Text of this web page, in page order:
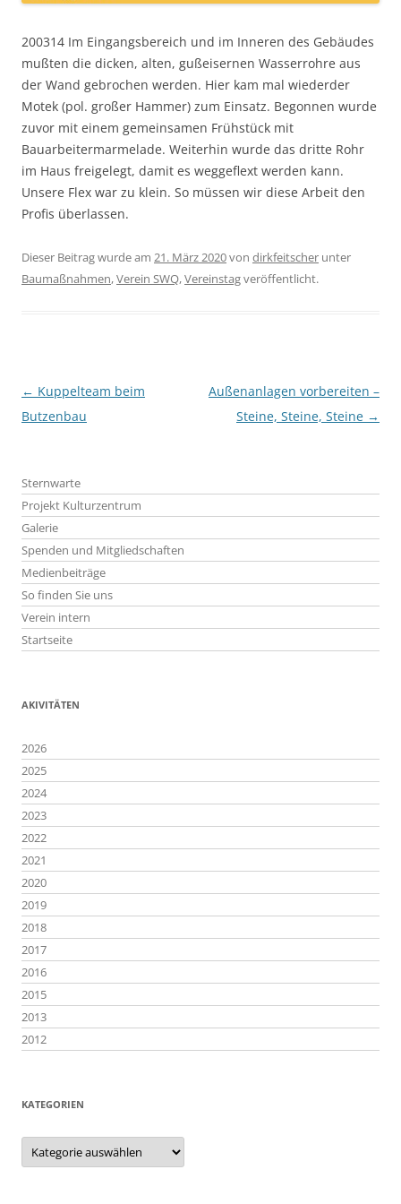
200314 Im Eingangsbereich und im Inneren des Gebäudes
mußten die dicken, alten, gußeisernen Wasserrohre aus
der Wand gebrochen werden. Hier kam mal wiederder
Motek (pol. großer Hammer) zum Einsatz. Begonnen wurde
zuvor mit einem gemeinsamen Frühstück mit
Bauarbeitermarmelade. Weiterhin wurde das dritte Rohr
im Haus freigelegt, damit es weggeflext werden kann.
Unsere Flex war zu klein. So müssen wir diese Arbeit den
Profis überlassen.
Dieser Beitrag wurde am 21. März 2020von dirkfeitscher unter
Baumaßnahmen,Verein SWQ,Vereinstagveröffentlicht.
Beitragsnavigation
← Kuppelteam beim
Butzenbau
Außenanlagen vorbereiten –
Steine, Steine, Steine →
Sternwarte
Projekt Kulturzentrum
Galerie
Spenden und Mitgliedschaften
Medienbeiträge
So finden Sie uns
Verein intern
Startseite
AKIVITÄTEN
2026
2025
2024
2023
2022
2021
2020
2019
2018
2017
2016
2015
2013
2012
KATEGORIEN
Kategorien